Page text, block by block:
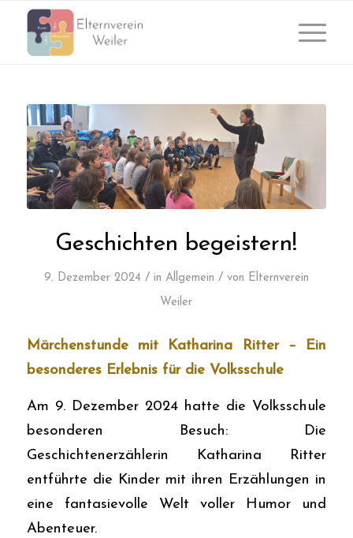
Geschichten begeistern!
9. Dezember 2024 / in Allgemein / von Elternverein
Weiler
Märchenstunde mit Katharina Ritter – Ein
besonderes Erlebnis für die Volksschule
Am 9. Dezember 2024 hatte die Volksschule
besonderen Besuch: Die
Geschichtenerzählerin Katharina Ritter
entführte die Kinder mit ihren Erzählungen in
eine fantasievolle Welt voller Humor und
Abenteuer.